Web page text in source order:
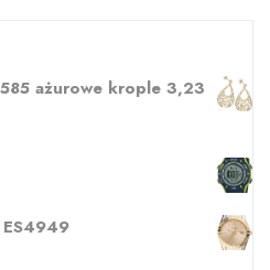
ażurowe krople 3,23
ES4949